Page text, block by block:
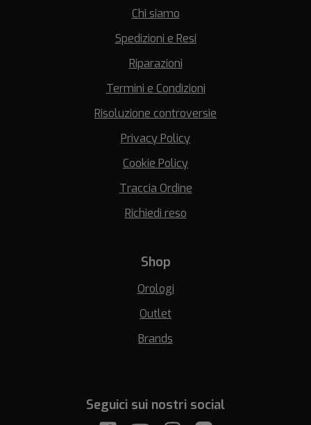
Chi siamo
Spedizioni e Resi
Riparazioni
Termini e Condizioni
Risoluzione controversie
Privacy Policy
Cookie Policy
Traccia Ordine
Richiedi reso
Shop
Orologi
Outlet
Brands
Seguici sui nostri social